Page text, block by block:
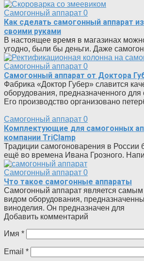
Самогонный аппарат 0
Как сделать самогонный аппарат
своими руками
В настоящее время в магазинах
угодно, были бы деньги. Даже
Самогонный аппарат 0
Самогонный аппарат от Доктора
Фабрика «Доктор Губер» славится
оборудования, предназначенного
Его производство организовано
Самогонный аппарат 0
Комплектующие для самогонных
компании TriClamp
Традиции самогоноварения в России
ещё во времена Ивана Грозного.
Самогонный аппарат 0
Что такое самогонные аппараты
Самогонный аппарат является
видом оборудования,
виноделия. Он предназначен для
Добавить комментарий
Имя *
Email *